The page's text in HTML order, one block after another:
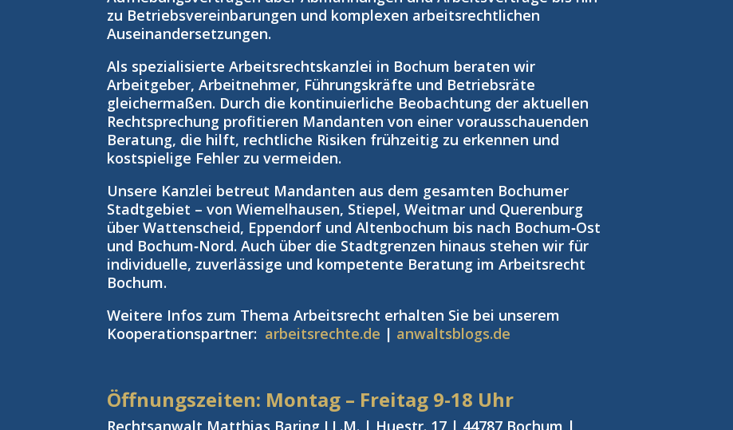
zu Betriebsvereinbarungen und komplexen arbeitsrechtlichen
Auseinandersetzungen.
Als spezialisierte Arbeitsrechtskanzlei in Bochum beraten wir
Arbeitgeber, Arbeitnehmer, Führungskräfte und Betriebsräte
gleichermaßen. Durch die kontinuierliche Beobachtung der aktuellen
Rechtsprechung profitieren Mandanten von einer vorausschauenden
Beratung, die hilft, rechtliche Risiken frühzeitig zu erkennen und
kostspielige Fehler zu vermeiden.
Unsere Kanzlei betreut Mandanten aus dem gesamten Bochumer
Stadtgebiet – von Wiemelhausen, Stiepel, Weitmar und Querenburg
über Wattenscheid, Eppendorf und Altenbochum bis nach Bochum‑Ost
und Bochum‑Nord. Auch über die Stadtgrenzen hinaus stehen wir für
individuelle, zuverlässige und kompetente Beratung im Arbeitsrecht
Bochum.
Weitere Infos zum Thema Arbeitsrecht erhalten Sie bei unserem
Kooperationspartner: arbeitsrechte.de | anwaltsblogs.de
Öffnungszeiten: Montag – Freitag 9-18 Uhr
Rechtsanwalt Matthias Baring LL.M. | Huestr. 17 | 44787 Bochum |